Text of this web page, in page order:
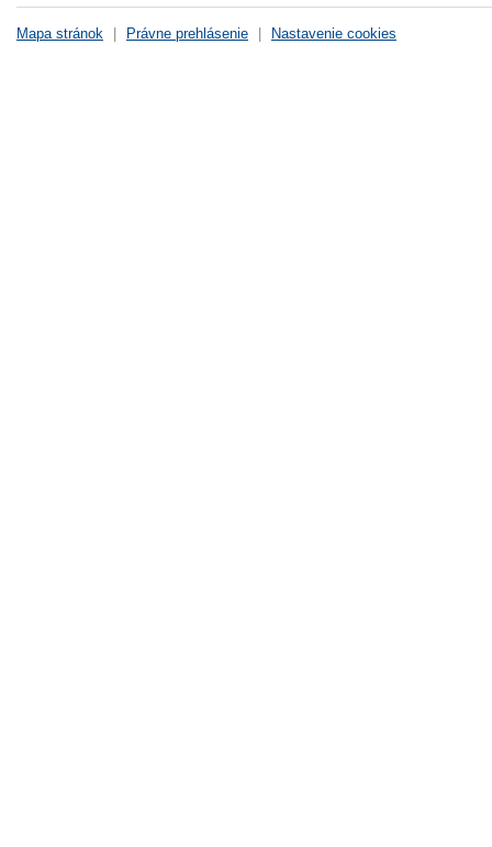
Mapa stránok Právne prehlásenie Nastavenie cookies